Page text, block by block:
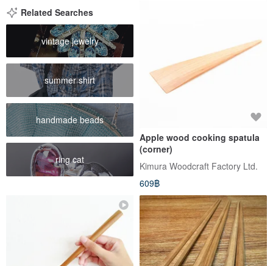
Related Searches
vintage jewelry
summer shirt
handmade beads
ring cat
Apple wood cooking spatula
(corner)
Kimura Woodcraft Factory Ltd.
609฿